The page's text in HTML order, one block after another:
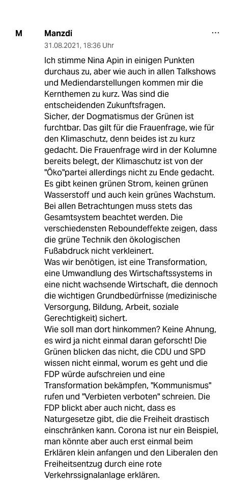
M Manzdi
31.08.2021, 18:36 Uhr
Ich stimme Nina Apin in einigen Punkten
durchaus zu, aber wie auch in allen Talkshows
und Mediendarstellungen kommen mir die
Kernthemen zu kurz. Was sind die
entscheidenden Zukunftsfragen.
Sicher, der Dogmatismus der Grünen ist
furchtbar. Das gilt für die Frauenfrage, wie für
den Klimaschutz, denn beides ist zu kurz
gedacht. Die Frauenfrage wird in der Kolumne
bereits belegt, der Klimaschutz ist von der
"Öko"partei allerdings nicht zu Ende gedacht.
Es gibt keinen grünen Strom, keinen grünen
Wasserstoff und auch kein grünes Wachstum.
Bei allen Betrachtungen muss stets das
Gesamtsystem beachtet werden. Die
verschiedensten Reboundeffekte zeigen, dass
die grüne Technik den ökologischen
Fußabdruck nicht verkleinert.
Was wir benötigen, ist eine Transformation,
eine Umwandlung des Wirtschaftssystems in
eine nicht wachsende Wirtschaft, die dennoch
die wichtigen Grundbedürfnisse (medizinische
Versorgung, Bildung, Arbeit, soziale
Gerechtigkeit) sichert.
Wie soll man dort hinkommen? Keine Ahnung,
es wird ja nicht einmal daran geforscht! Die
Grünen blicken das nicht, die CDU und SPD
wissen nicht einmal, worum es geht und die
FDP würde aufschreien und eine
Transformation bekämpfen, "Kommunismus"
rufen und "Verbieten verboten" schreien. Die
FDP blickt aber auch nicht, dass es
Naturgesetze gibt, die die Freiheit drastisch
einschränken kann. Corona ist nur ein Beispiel,
man könnte aber auch erst einmal beim
Erklären klein anfangen und den Liberalen den
Freiheitsentzug durch eine rote
Verkehrssignalanlage erklären.